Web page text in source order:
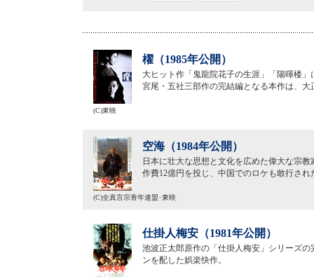
櫂（1985年公開）
大ヒット作「鬼龍院花子の生涯」「陽暉楼
宮尾・五社三部作の完結編となる本作は、
(C)東映
空海（1984年公開）
日本に壮大な思想と文化を広めた偉大な宗
作費12億円を投じ、中国でのロケも敢行され
(C)全真言宗青年連盟･東映
仕掛人梅安（1981年公開）
池波正太郎原作の「仕掛人梅安」シリーズ
ンを配した娯楽快作。